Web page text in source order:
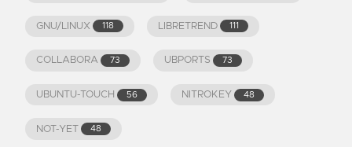
GNU/LINUX 118 LIBRETREND 111
COLLABORA 73 UBPORTS 73
UBUNTU-TOUCH 56 NITROKEY 48
NOT-YET 48